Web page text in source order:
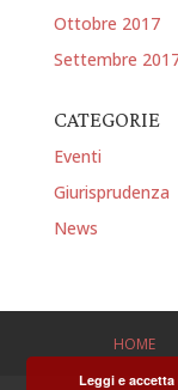
Ottobre 2017
Settembre
CATEGORIE
Eventi
Giurisprudenza
News
HOME
Leggi e